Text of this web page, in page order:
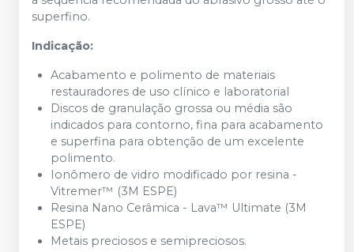
superfino.
Indicação:
Acabamento e polimento de materiais
restauradores de uso clínico e laboratorial
Discos de granulação grossa ou média são
indicados para contorno, fina para acabamento
e superfina para obtenção de um excelente
polimento.
Ionômero de vidro modificado por resina -
Vitremer™ (3M ESPE)
Resina Nano Cerâmica - Lava™ Ultimate (3M
ESPE)
Metais preciosos e semipreciosos.